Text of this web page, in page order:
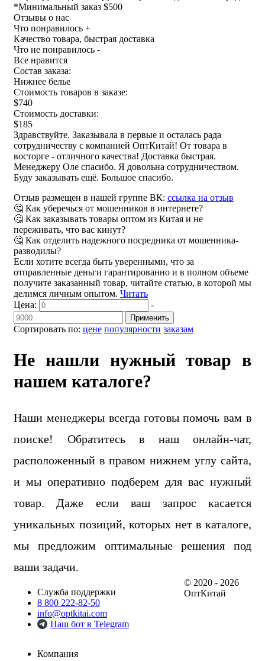
*Минимальный заказ $500
Отзывы о нас
Что понравилось +
Качество товара, быстрая доставка
Что не понравилось -
Все нравится
Состав заказа:
Нижнее белье
Стоимость товаров в заказе:
$740
Стоимость доставки:
$185
Здравствуйте. Заказывала в первые и осталась рада
сотрудничеству с компанией ОптКитай! От товара в
восторге - отличного качества! Доставка быстрая.
Менеджеру Оле спасибо. Я довольна сотрудничеством.
Буду заказывать ещё. Большое спасибо.
Отзыв размещен в нашей группе ВК: ссылка на отзыв
🤔 Как уберечься от мошенников в интернете?
🤔 Как заказывать товары оптом из Китая и не
переживать, что вас кинут?
🤔 Как отделить надежного посредника от мошенника-
разводилы?
Если хотите всегда быть уверенными, что за
отправленные деньги гарантированно и в полном объеме
получите заказанный товар, читайте статью, в которой мы
делимся личным опытом. Читать
Сортировать по: цене популярности заказам
Цена: -
Применить
Не нашли нужный товар в
нашем каталоге?
Наши менеджеры всегда готовы помочь вам в
поиске! Обратитесь в наш онлайн-чат,
расположенный в правом нижнем углу сайта,
и мы оперативно подберем для вас нужный
товар. Даже если ваш запрос касается
уникальных позиций, которых нет в каталоге,
мы предложим оптимальные решения под
ваши задачи.
Служба поддержки
8 800 222-82-50
info@optkitai.com
Наш бот в Telegram
Компания
© 2020 - 2026
ОптКитай